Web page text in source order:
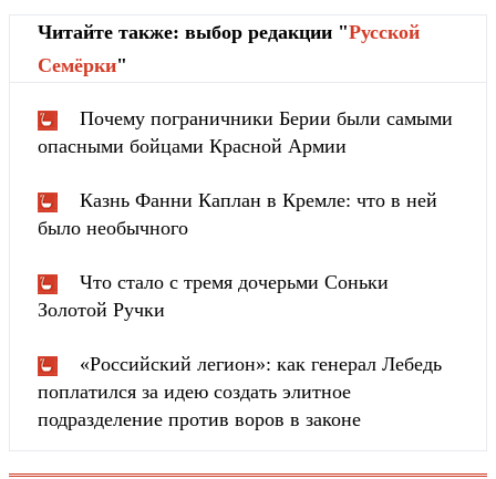
Читайте также: выбор редакции "Русской
Cемёрки"
Почему пограничники Берии были самыми
опасными бойцами Красной Армии
Казнь Фанни Каплан в Кремле: что в ней
было необычного
Что стало с тремя дочерьми Соньки
Золотой Ручки
«Российский легион»: как генерал Лебедь
поплатился за идею создать элитное
подразделение против воров в законе